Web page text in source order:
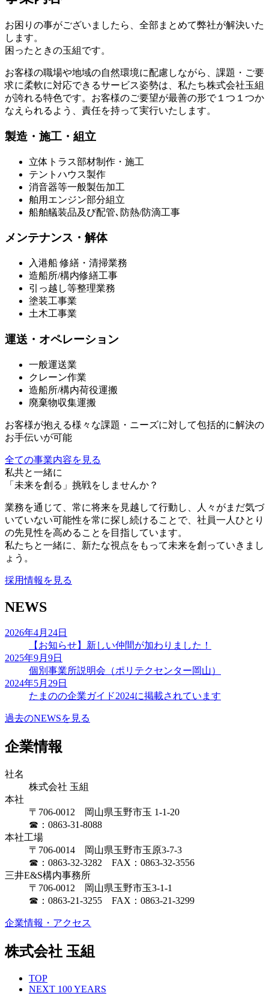
お困りの事がございましたら、全部まとめて弊社が解決いた
します。
困ったときの玉組です。
お客様の職場や地域の自然環境に配慮しながら、課題・ご要
求に柔軟に対応できるサービス姿勢は、私たち株式会社玉組
が誇れる特色です。お客様のご要望が最善の形で１つ１つか
なえられるよう、責任を持って実行いたします。
製造・施工・組立
立体トラス部材制作・施工
テントハウス製作
消音器等一般製缶加工
舶用エンジン部分組立
船舶艤装品及び配管､防熱/防滴工事
メンテナンス・解体
入港船 修繕・清掃業務
造船所/構内修繕工事
引っ越し等整理業務
塗装工事業
土木工事業
運送・オペレーション
一般運送業
クレーン作業
造船所/構内荷役運搬
廃棄物収集運搬
お客様が抱える様々な課題・ニーズに対して包括的に解決の
お手伝いが可能
全ての事業内容を見る
私共と一緒に
「未来を創る」挑戦をしませんか？
業務を通じて、常に将来を見越して行動し、人々がまだ気づ
いていない可能性を常に探し続けることで、社員一人ひとり
の先見性を高めることを目指しています。
私たちと一緒に、新たな視点をもって未来を創っていきまし
ょう。
採用情報を見る
NEWS
2026年4月24日
【お知らせ】新しい仲間が加わりました！
2025年9月9日
個別事業所説明会（ポリテクセンター岡山）
2024年5月29日
たまのの企業ガイド2024に掲載されています
過去のNEWSを見る
企業情報
社名
株式会社 玉組
本社
〒706-0012 岡山県玉野市玉 1-1-20
☎：0863-31-8088
本社工場
〒706-0014 岡山県玉野市玉原3-7-3
☎：0863-32-3282 FAX：0863-32-3556
三井E&S構内事務所
〒706-0012 岡山県玉野市玉3-1-1
☎：0863-21-3255 FAX：0863-21-3299
企業情報・アクセス
株式会社 玉組
TOP
NEXT 100 YEARS